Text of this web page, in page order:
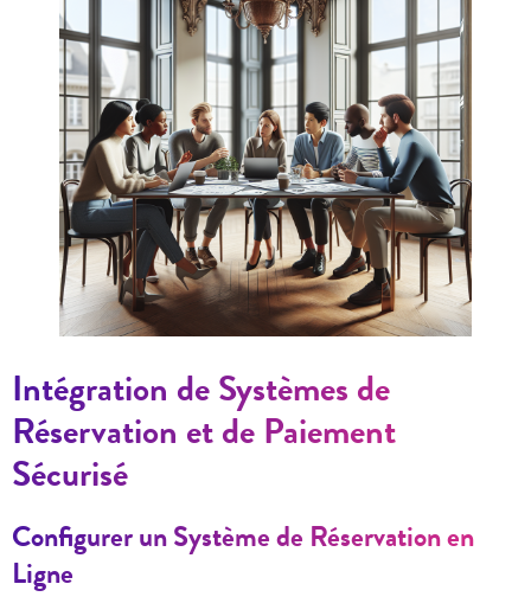
Intégration de Systèmes de
Réservation et de Paiement
Sécurisé
Configurer un Système de Réservation en
Ligne